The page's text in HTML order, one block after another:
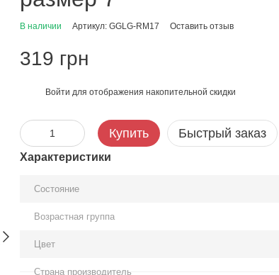
В наличии Артикул: GGLG-RM17 Оставить отзыв
319 грн
Войти для отображения накопительной скидки
Купить Быстрый заказ
Характеристики
Состояние
Возрастная группа
Цвет
Страна производитель